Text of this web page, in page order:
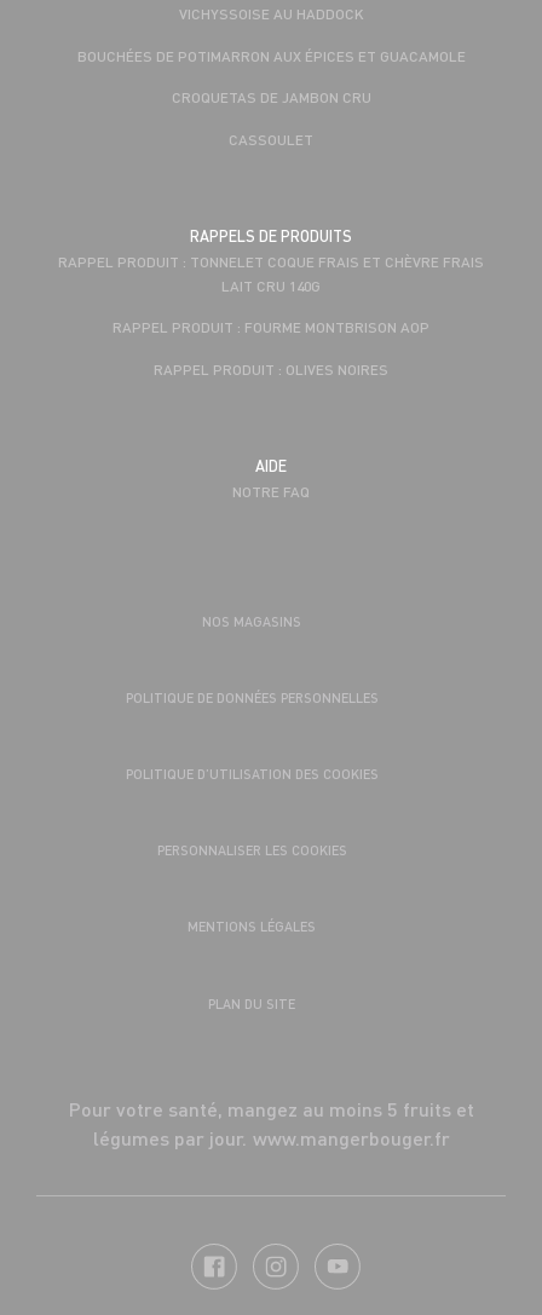
VICHYSSOISE AU HADDOCK
BOUCHÉES DE POTIMARRON AUX ÉPICES ET GUACAMOLE
CROQUETAS DE JAMBON CRU
CASSOULET
RAPPELS DE PRODUITS
RAPPEL PRODUIT : TONNELET COQUE FRAIS ET CHÈVRE FRAIS
LAIT CRU 140G
RAPPEL PRODUIT : FOURME MONTBRISON AOP
RAPPEL PRODUIT : OLIVES NOIRES
AIDE
NOTRE FAQ
NOS MAGASINS
POLITIQUE DE DONNÉES PERSONNELLES
POLITIQUE D’UTILISATION DES COOKIES
PERSONNALISER LES COOKIES
MENTIONS LÉGALES
PLAN DU SITE
Pour votre santé, mangez au moins 5 fruits et
légumes par jour. www.mangerbouger.fr